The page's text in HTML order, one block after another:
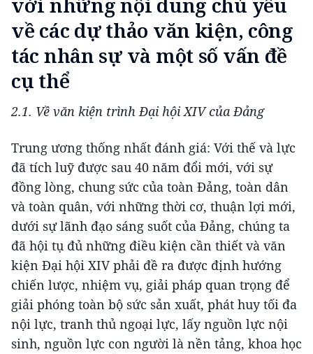
về các dự thảo văn kiện, công
tác nhân sự và một số vấn đề
cụ thể
2.1. Về văn kiện trình Đại hội XIV của Đảng
Trung ương thống nhất đánh giá: Với thế và lực
đã tích luỹ được sau 40 năm đổi mới, với sự
đồng lòng, chung sức của toàn Đảng, toàn dân
và toàn quân, với những thời cơ, thuận lợi mới,
dưới sự lãnh đạo sáng suốt của Đảng, chúng ta
đã hội tụ đủ những điều kiện cần thiết và văn
kiện Đại hội XIV phải đề ra được định hướng
chiến lược, nhiệm vụ, giải pháp quan trọng để
giải phóng toàn bộ sức sản xuất, phát huy tối đa
nội lực, tranh thủ ngoại lực, lấy nguồn lực nội
sinh, nguồn lực con người là nền tảng, khoa học